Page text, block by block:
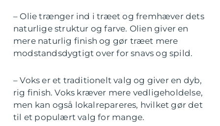
– Olie trænger ind i træet og fremhæver dets
naturlige struktur og farve. Olien giver en
mere naturlig finish og gør træet mere
modstandsdygtigt over for snavs og spild.
– Voks er et traditionelt valg og giver en dyb,
rig finish. Voks kræver mere vedligeholdelse,
men kan også lokalrepareres, hvilket gør det
til et populært valg for mange.